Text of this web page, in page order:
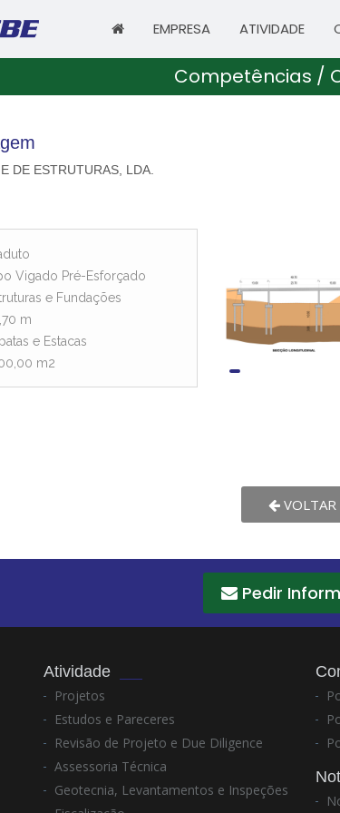
EMPRESA ATIVIDADE
Competências /
DE ESTRUTURAS, LDA.
Vigado Pré-Esforçado
e Fundações
m
e Estacas
m2
VOLTAR
Pedir
Atividade
Projetos
Estudos e Pareceres
Revisão de Projeto e Due Diligence
Assessoria Técnica
Geotecnia, Levantamentos e Inspeções